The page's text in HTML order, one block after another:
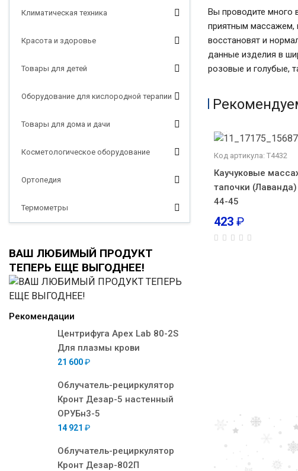
Климатическая техника
Красота и здоровье
Товары для детей
Оборудование для кислородной терапии
Товары для дома и дачи
Косметологическое оборудование
Ортопедия
Термометры
ВАШ ЛЮБИМЫЙ ПРОДУКТ
ТЕПЕРЬ ЕЩЕ ВЫГОДНЕЕ!
Рекомендации
Центрифуга Apex Lab 80-2S
Для плазмы крови
21 600₽
Облучатель-рециркулятор
Кронт Дезар-5 настенный
ОРУБн3-5
14 921 ₽
Облучатель-рециркулятор
Кронт Дезар-802П
Вы проводите много
приятным массажем,
восстановят и
данные изделия в
розовые и голубые,
Код артикула: Т4432
Каучуковые
тапочки
44-45
423 ₽